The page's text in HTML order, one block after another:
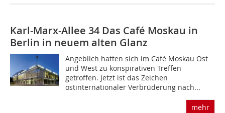
Karl-Marx-Allee 34 Das Café Moskau in
Berlin in neuem alten Glanz
Angeblich hatten sich im Café Moskau Ost
und West zu konspirativen Treffen
getroffen. Jetzt ist das Zeichen
ostinternationaler Verbrüderung nach...
mehr